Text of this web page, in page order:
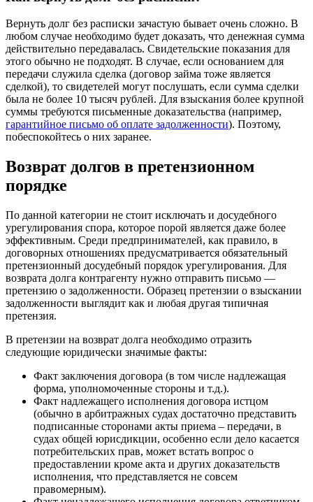
Вернуть долг без расписки зачастую бывает очень сложно. В
любом случае необходимо будет доказать, что денежная сумма
действительно передавалась. Свидетельские показания для
этого обычно не подходят. В случае, если основанием для
передачи служила сделка (договор займа тоже является
сделкой), то свидетелей могут послушать, если сумма сделки
была не более 10 тысяч рублей. Для взыскания более крупной
суммы требуются письменные доказательства (например,
гарантийное письмо об оплате задолженности). Поэтому,
побеспокойтесь о них заранее.
Возврат долгов в претензионном
порядке
По данной категории не стоит исключать и досудебного
урегулирования спора, которое порой является даже более
эффективным. Среди предпринимателей, как правило, в
договорных отношениях предусматривается обязательный
претензионный досудебный порядок урегулирования. Для
возврата долга контрагенту нужно отправить письмо —
претензию о задолженности. Образец претензии о взыскании
задолженности выглядит как и любая другая типичная
претензия.
В претензии на возврат долга необходимо отразить
следующие юридически значимые факты:
Факт заключения договора (в том числе надлежащая
форма, уполномоченные стороны и т.д.).
Факт надлежащего исполнения договора истцом
(обычно в арбитражных судах достаточно представить
подписанные сторонами акты приема – передачи, в
судах общей юрисдикции, особенно если дело касается
потребительских прав, может встать вопрос о
предоставлении кроме акта и других доказательств
исполнения, что представляется не совсем
правомерным).